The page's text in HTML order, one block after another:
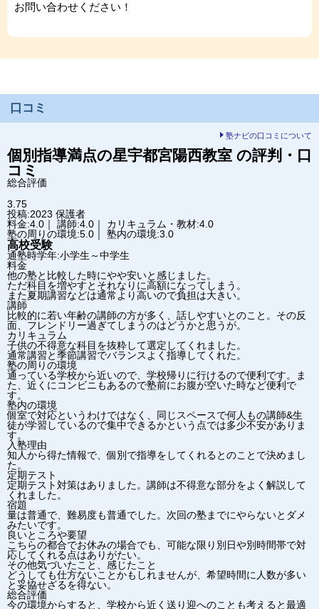
お問い合わせください！
口コミ
塾ナビの口コミについて
個別指導満点の星宇都宮陽西教室 の評判・口
コミ
総合評価
3.75
投稿:2023 保護者
料金:4.0｜ 講師:4.0｜ カリキュラム・教材:4.0
塾の周りの環境:5.0｜ 塾内の環境:3.0
高校受験
通塾時学年:小学生～中学生
料金
他の塾と比較した時にやや安いと感じました。
ただ科目を増やすとそれなりに高額になってしまう。
また夏期講習などは通常より高いので負担は大きい。
講師
比較的に若い年齢の講師の方が多く、話しやすいとのこと。その反
面、フレンドリー過ぎてしまうのはどうかと思うが。
カリキュラム
子供の不得意な科目を抜粋して選定してくれました。
通常講習と季節講習でバランスよく指導してくれた。
塾の周りの環境
通っている学校から近いので、学校帰りに行けるので便利です。ま
た、近くにコンビニもあるので塾前にお腹が空いた時など便利で
す。
塾内の環境
個室で対応というわけではなく、同じスペースで何人もの講師&生
徒が学習しているので集中できるかという点では多少不安がありま
す。
入塾理由
知人から得た情報で、個別で指導をしてくれるとのことで決めまし
た。
定期テスト
定期テスト対策はありました。講師は不得意な部分をよく解説して
くれました。
宿題
量は普通で、難易度も普通でした。次回の塾までにやらないとダメ
みたいです。
良いところや要望
こちらの都合でお休みの場合でも、可能な限り別日や別時間帯で対
応してくれる点はありがたい。
その他気づいたこと、感じたこと
どうしても仕方ないことかもしれませんが、希望時間に人数が多い
と妥協せざるを得ない。
総合評価
今の環境からすると、学校から近く送り迎へのことも考えると最適